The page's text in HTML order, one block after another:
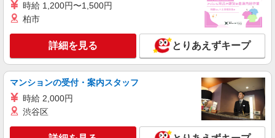
時給1600円〜 ※別途インセンティブ、職能評
価制度あり ※残業代支給 ★交通費別途支給（規定
社祝い金10万円支給(規定有) お友達を紹介頂くと,
インセンティブ支給(規定有) ★月2回払い・週払い
可能（規程有）★ ゜・。○。・゜+゜・。○。・゜
+゜
岐阜県大垣市の商業施設
キープ 詳細を見る
派遣社員
株式会社シエロ
時給1500円〜1700円（経験・能力による） ※
時給 1,200円〜1,500円
柏市
詳細を見る とりあえずキープ
マンションの受付・案内スタッフ
時給 2,000円
渋谷区